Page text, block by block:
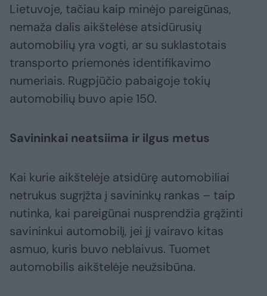
Lietuvoje, tačiau kaip minėjo pareigūnas,
nemaža dalis aikštelėse atsidūrusių
automobilių yra vogti, ar su suklastotais
transporto priemonės identifikavimo
numeriais. Rugpjūčio pabaigoje tokių
automobilių buvo apie 150.
Savininkai neatsiima ir ilgus metus
Kai kurie aikštelėje atsidūrę automobiliai
netrukus sugrįžta į savininkų rankas – taip
nutinka, kai pareigūnai nusprendžia grąžinti
savininkui automobilį, jei jį vairavo kitas
asmuo, kuris buvo neblaivus. Tuomet
automobilis aikštelėje neužsibūna.